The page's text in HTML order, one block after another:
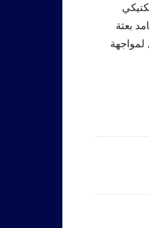
بعثة
لمواجهة